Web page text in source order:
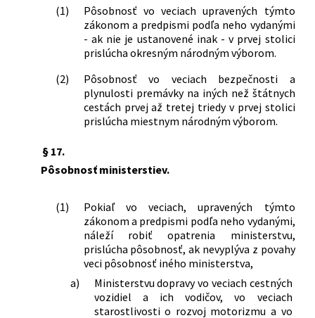
(1)
Pôsobnosť vo veciach upravených týmto
zákonom a predpismi podľa neho vydanými
- ak nie je ustanovené inak - v prvej stolici
prislúcha okresným národným výborom.
(2)
Pôsobnosť vo veciach bezpečnosti a
plynulosti premávky na iných než štátnych
cestách prvej až tretej triedy v prvej stolici
prislúcha miestnym národným výborom.
§ 17.
Pôsobnosť ministerstiev.
(1)
Pokiaľ vo veciach, upravených týmto
zákonom a predpismi podľa neho vydanými,
náleží robiť opatrenia ministerstvu,
prislúcha pôsobnosť, ak nevyplýva z povahy
veci pôsobnosť iného ministerstva,
a)
Ministerstvu dopravy vo veciach cestných
vozidiel a ich vodičov, vo veciach
starostlivosti o rozvoj motorizmu a vo